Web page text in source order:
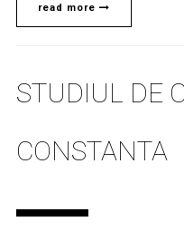
read more
STUDIUL DE
CONSTANTA